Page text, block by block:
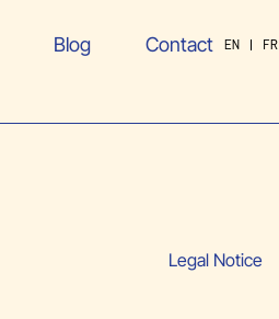
Blog Contact EN FR
Legal Notice